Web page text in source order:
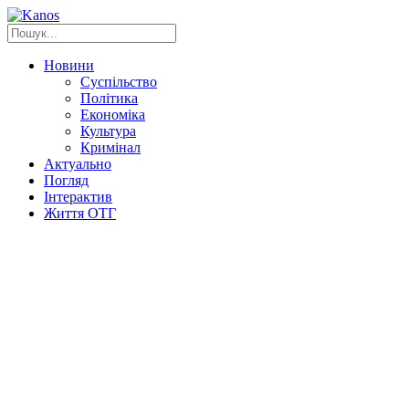
Новини
Суспільство
Політика
Економіка
Культура
Кримінал
Актуально
Погляд
Інтерактив
Життя ОТГ